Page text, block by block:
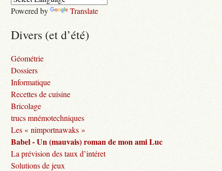
Powered by Translate
Divers (et d’été)
Géométrie
Dossiers
Informatique
Recettes de cuisine
Bricolage
trucs mnémotechniques
Les « nimportnawaks »
Babel - Un (mauvais) roman de mon ami Luc
La prévision des taux d’intéret
Solutions de jeux